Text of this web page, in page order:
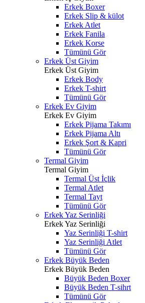
Erkek Boxer
Erkek Slip & külot
Erkek Atlet
Erkek Fanila
Erkek Korse
Tümünü Gör
Erkek Üst Giyim
Erkek Üst Giyim
Erkek Body
Erkek T-shirt
Tümünü Gör
Erkek Ev Giyim
Erkek Ev Giyim
Erkek Pijama Takımı
Erkek Pijama Altı
Erkek Şort & Kapri
Tümünü Gör
Termal Giyim
Termal Giyim
Termal Üst İçlik
Termal Atlet
Termal Tayt
Tümünü Gör
Erkek Yaz Serinliği
Erkek Yaz Serinliği
Yaz Serinliği T-shirt
Yaz Serinliği Atlet
Tümünü Gör
Erkek Büyük Beden
Erkek Büyük Beden
Büyük Beden Boxer
Büyük Beden T-sihrt
Tümünü Gör